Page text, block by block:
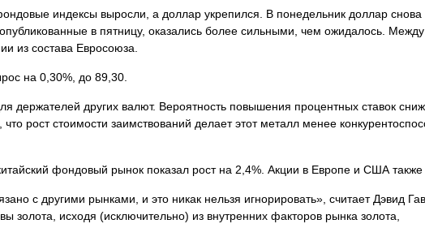
индексы выросли, а доллар укрепился. В понедельник доллар снова
в пятницу, оказались более сильными, чем ожидалось.
из состава Евросоюза.
на 0,30%, до 89,30.
держателей других валют. Вероятность повышения процентных ставок
что рост стоимости заимствований делает этот металл менее
фондовый рынок показал рост на 2,4%. Акции в Европе и США также
с другими рынками, и это никак нельзя игнорировать», считает Дэвид
золота, исходя (исключительно) из внутренних факторов рынка золота,